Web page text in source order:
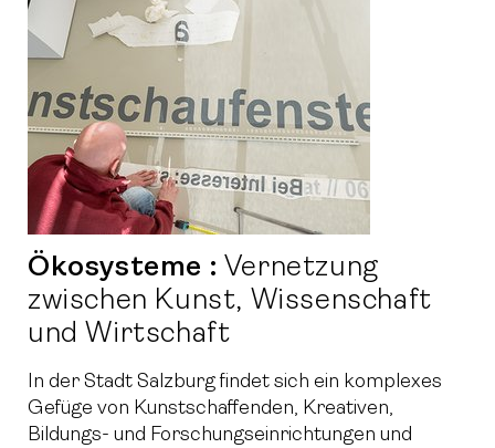
Ökosysteme : Vernetzung
zwischen Kunst, Wissenschaft
und Wirtschaft
In der Stadt Salzburg findet sich ein komplexes
Gefüge von Kunstschaffenden, Kreativen,
Bildungs- und Forschungseinrichtungen und